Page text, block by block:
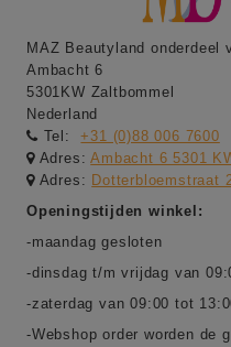
MAZ Beautyland onderdeel
Ambacht 6
5301KW Zaltbommel
Nederland
Tel:
+31 (0)88 006 7600
Adres:Ambacht 6 5301
Adres: Dotterbloemstraat
Openingstijden winkel:
-maandag gesloten
-dinsdag t/m vrijdag van
-zaterdag van 09:00 tot
-Webshop order worden de